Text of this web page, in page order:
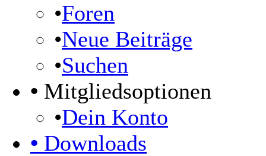
•Foren
•Neue Beiträge
•Suchen
• Mitgliedsoptionen
•Dein Konto
• Downloads